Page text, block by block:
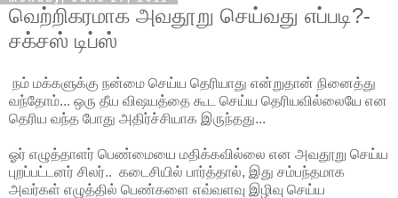
வெற்றிகரமாக அவதூறு செய்வது எப்படி?-
சக்சஸ் டிப்ஸ்
நம் மக்களுக்கு நன்மை செய்ய தெரியாது என்றுதான் நினைத்து
வந்தோம்... ஒரு தீய விஷயத்தை கூட செய்ய தெரியவில்லையே என
தெரிய வந்த போது அதிர்ச்சியாக இருந்தது...
ஓர் எழுத்தாளர் பெண்மையை மதிக்கவில்லை என அவதூறு செய்ய
புறப்பட்டனர் சிலர்.. கடைசியில் பார்த்தால், இது சம்பந்தமாக
அவர்கள் எழுத்தில் பெண்களை எவ்வளவு இழிவு செய்ய